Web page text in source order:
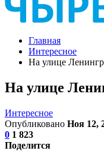
Главная
Интересное
На улице
На улице
Интересное
Опубликовано Ноя 12,
0 1 823
Поделится